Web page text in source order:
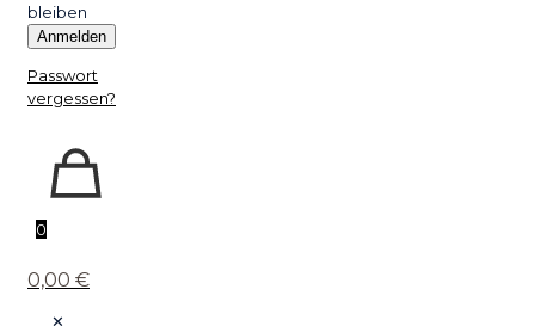
bleiben
Anmelden
Passwort
vergessen?
0
0,00 €
✕